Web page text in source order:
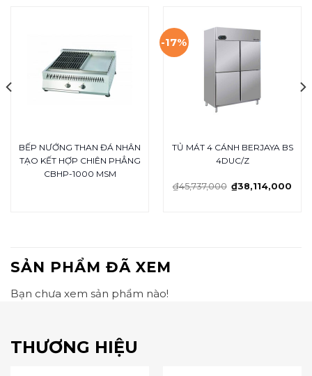
BẾP NƯỚNG THAN ĐÁ NHÂN
TẠO KẾT HỢP CHIÊN PHẲNG
CBHP-1000 MSM
-17%
TỦ MÁT 4 CÁNH BERJAYA BS
4DUC/Z
₫45,737,000 ₫38,114,000
SẢN PHẨM ĐÃ XEM
Bạn chưa xem sản phẩm nào!
THƯƠNG HIỆU